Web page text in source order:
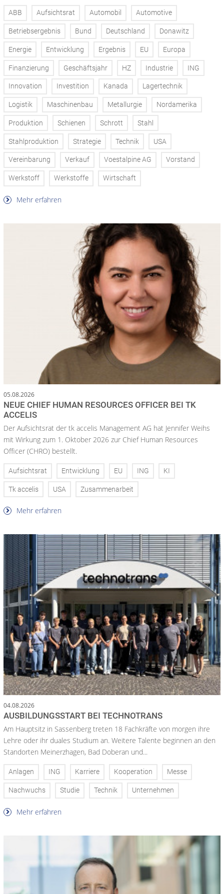
ABB Aufsichtsrat Automobil Automotive
Betriebsergebnis Bund Deutschland Donawitz
Energie Entwicklung Ergebnis EU Europa
Finanzierung Geschäftsjahr HZ Industrie ING
Innovation Investition Kanada Lagertechnik
Logistik Maschinenbau Metallurgie Nordamerika
Produktion Schienen Schrott Stahl
Stahlproduktion Strategie Technik USA
Vereinbarung Verkauf Voestalpine AG Vorstand
Werkstoff Werkstoffe Wirtschaft
Mehr erfahren
05.08.2026
NEUE CHIEF HUMAN RESOURCES OFFICER BEI TK
ACCELIS
Der Aufsichtsrat der tk accelis Management AG hat Jennifer Weihs
mit Wirkung zum 1. Oktober 2026 zur Chief Human Resources
Officer (CHRO) bestellt.
Aufsichtsrat Entwicklung EU ING KI
Tk accelis USA Zusammenarbeit
Mehr erfahren
04.08.2026
AUSBILDUNGSSTART BEI TECHNOTRANS
Am Hauptsitz in Sassenberg treten 18 Fachkräfte von morgen ihre
Lehre oder ihr duales Studium an. Weitere Talente beginnen an den
Standorten Meinerzhagen, Bad Doberan und...
Anlagen ING Karriere Kooperation Messe
Nachwuchs Studie Technik Unternehmen
Mehr erfahren